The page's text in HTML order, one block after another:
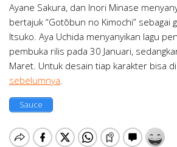
Ayane Sakura, dan Inori Minase
bertajuk “Gotōbun no Kimochi” sebagai
Itsuko. Aya Uchida menyanyikan lagu
pembuka rilis pada 30 Januari,
Maret. Untuk desain tiap karakter bisa
sebelumnya
Sauce